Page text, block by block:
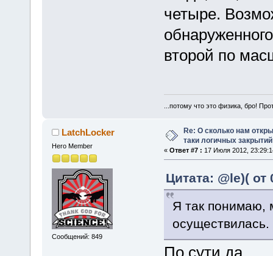
четыре.
второй по
...потому что это физика, бро!
LatchLocker
Hero Member
Сообщений: 849
Re: О сколько нам
таки логичных
« Ответ #7 : 17 Июля 2012,
Цитата: @le)(
Я так понимаю,
осуществилась.
По сути да.